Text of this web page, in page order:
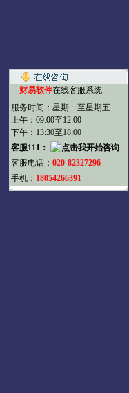
财易软件在线客服系统
服务时间：星期一至星期五
上午：09:00至12:00
下午：13:30至18:00
客服111：
客服电话： 020-82327296
手机： 18054266391